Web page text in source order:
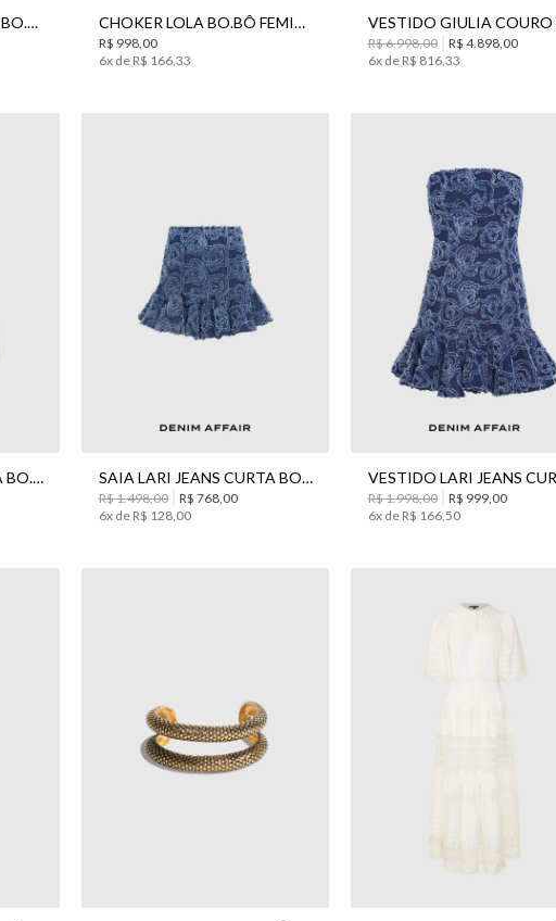
CALÇA AUDREY DUSTY BO.BÔ FEMININA CHOKER LOLA BO.BÔ FEMININO
R$ 998, 00
6x de R$ 166, 33
R$6.998,00 R$ 4. 898, 00
6x de R$ 816, 33
CAMISA CORA BRANCA BO.BÔ FEMININA
42
SAIA LARI JEANS CURTA BO.BÔ FEMININA
R$1.498,00 R$ 768, 00
6x de R$ 128, 00
42
R$1.998,00 R$ 999, 00
6x de R$ 166, 50